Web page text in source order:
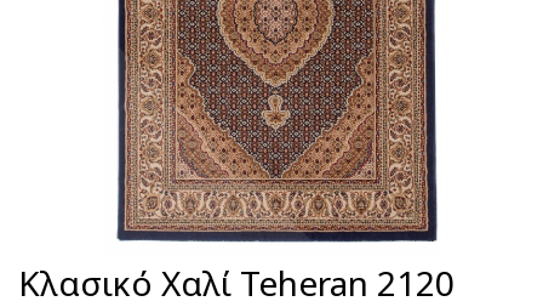
Κλασικό Χαλί Teheran 2120